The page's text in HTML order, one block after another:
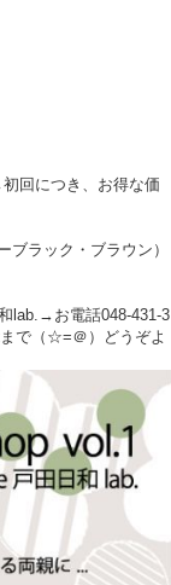
回につき、お得な価
ラック・ブラウン）
lab.→お電話048-431-3
（☆=＠）どうぞよ